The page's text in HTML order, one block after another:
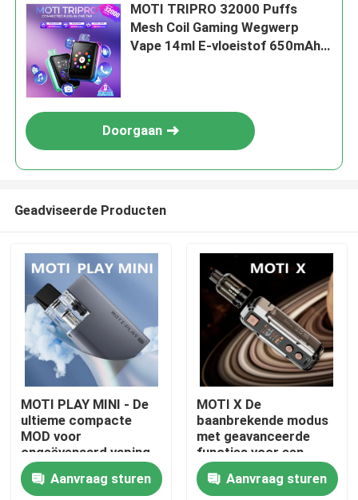
Thuis
MOTI TRIPRO 32000 Puffs
Mesh Coil Gaming Wegwerp
Vape 14ml E-vloeistof 650mAh
Doorgaan
Geadviseerde Producten
MOTI PLAY MINI - De
ultieme compacte
MOD voor
ongeëvenaard vaping
gemak en prestaties
Aanvraag sturen
MOTI X De
baanbrekende modus
met geavanceerde
functies voor een
ongeëvenaarde vaping
ervaringAanvraag sturen